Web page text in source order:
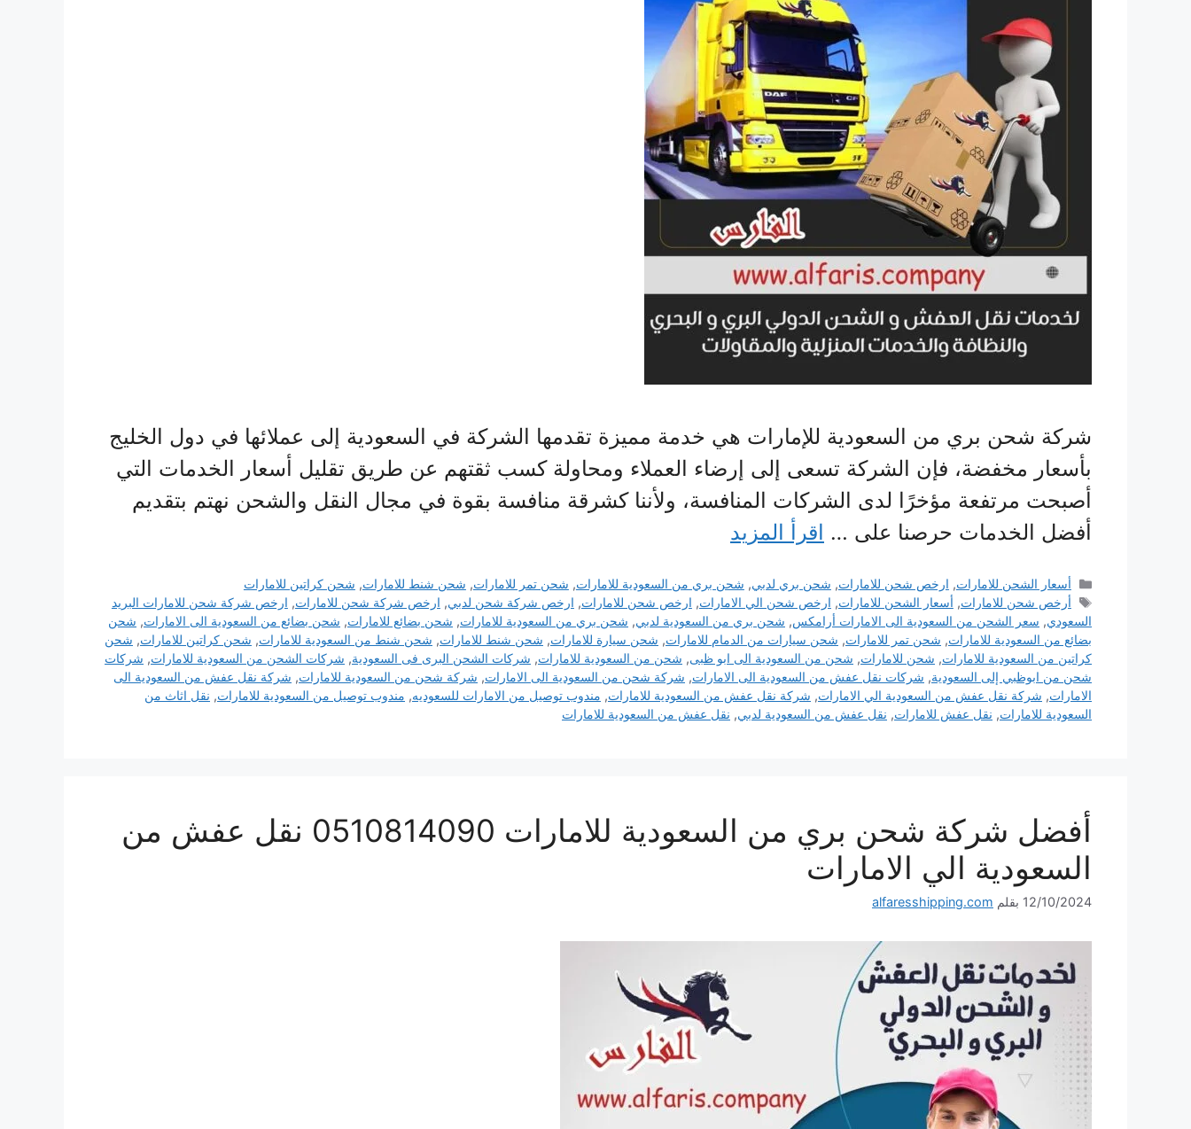
شركة شحن بري من السعودية للإمارات هي خدمة مميزة تقدمها الشركة في السعودية إلى عملائها في دول الخليج
بأسعار مخفضة، فإن الشركة تسعى إلى إرضاء العملاء ومحاولة كسب ثقتهم عن طريق تقليل أسعار الخدمات التي
أصبحت مرتفعة مؤخرًا لدى الشركات المنافسة، ولأننا كشرقة منافسة بقوة في مجال النقل والشحن نهتم بتقديم
أفضل الخدمات حرصنا على … اقرأ المزيد
التصنيفات
أسعار الشحن للامارات, ارخص شحن للامارات, شحن بري لدبي, شحن بري من السعودية للامارات, شحن تمر للامارات, شحن شنط للامارات, شحن كراتين للامارات
الوسوم
أرخص شحن للامارات, أسعار الشحن للامارات, ارخص شحن الي الامارات, ارخص شحن للامارات, ارخص شركة شحن لدبي, ارخص شركة شحن للامارات, ارخص شركة شحن للامارات البريد
السعودي, سعر الشحن من السعودية الى الامارات أرامكس, شحن بري من السعودية لدبي, شحن بري من السعودية للامارات, شحن بضائع للامارات, شحن بضائع من السعودية الى الامارات, شحن
بضائع من السعودية للامارات, شحن تمر للامارات, شحن سيارات من الدمام للامارات, شحن سيارة للامارات, شحن شنط للامارات, شحن شنط من السعودية للامارات, شحن كراتين للامارات, شحن
كراتين من السعودية للامارات, شحن للامارات, شحن من السعودية الى ابو ظبى, شحن من السعودية للامارات, شركات الشحن البرى فى السعودية, شركات الشحن من السعودية للامارات, شركات
شحن من ابوظبي إلى السعودية, شركات نقل عفش من السعودية الى الامارات, شركة شحن من السعودية الى الامارات, شركة شحن من السعودية للامارات, شركة نقل عفش من السعودية الى
الامارات, شركة نقل عفش من السعودية الي الامارات, شركة نقل عفش من السعودية للامارات, مندوب توصيل من الامارات للسعوديه, مندوب توصيل من السعودية للامارات, نقل اثاث من
السعودية للامارات, نقل عفش للامارات, نقل عفش من السعودية لدبي, نقل عفش من السعودية للامارات
أفضل شركة شحن بري من السعودية للامارات 0510814090 نقل عفش من
السعودية الي الامارات
12/10/2024 بقلم alfaresshipping.com